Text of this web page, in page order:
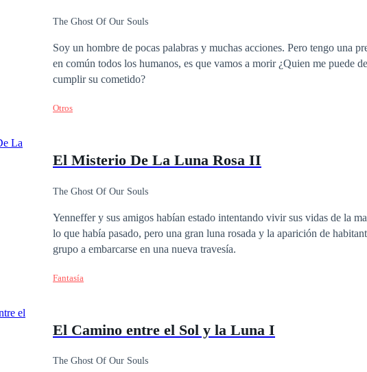
The Ghost Of Our Souls
Soy un hombre de pocas palabras y muchas acciones. Pero tengo una
en común todos los humanos, es que vamos a morir ¿Quien me puede
cumplir su cometido?
Otros
El Misterio De La Luna Rosa II
The Ghost Of Our Souls
Yenneffer y sus amigos habían estado intentando vivir sus vidas de la
lo que había pasado, pero una gran luna rosada y la aparición de
grupo a embarcarse en una nueva travesía.
Fantasía
El Camino entre el Sol y la Luna I
The Ghost Of Our Souls